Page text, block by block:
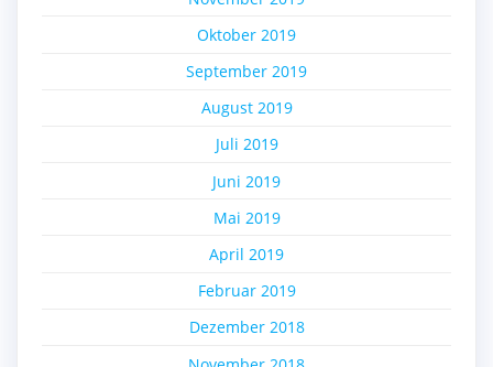
Oktober 2019
September 2019
August 2019
Juli 2019
Juni 2019
Mai 2019
April 2019
Februar 2019
Dezember 2018